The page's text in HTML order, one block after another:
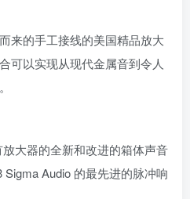
来的手工接线的美国精品放大
可以实现从现代金属音到令人
大器的全新和改进的箱体声音
Audio 的最先进的脉冲响